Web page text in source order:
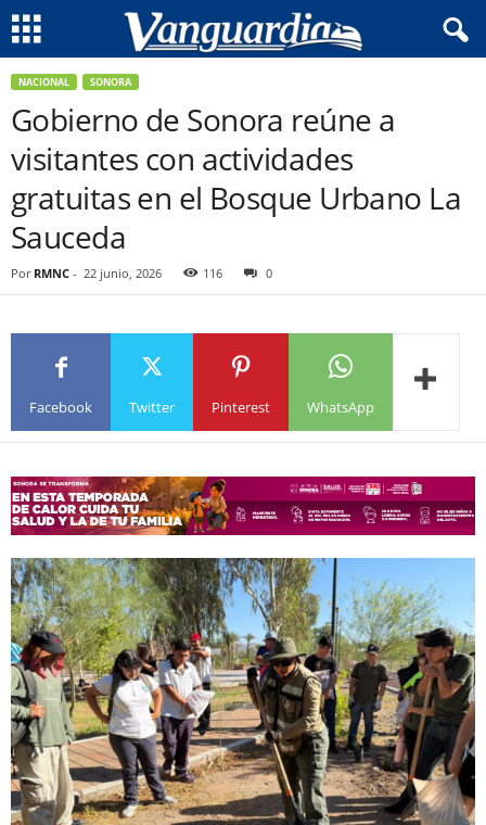
NACIONAL SONORA
Gobierno de Sonora reúne a
visitantes con actividades
gratuitas en el Bosque Urbano La
Sauceda
Por RMNC - 22 junio, 2026 116 0
Facebook Twitter Pinterest WhatsApp